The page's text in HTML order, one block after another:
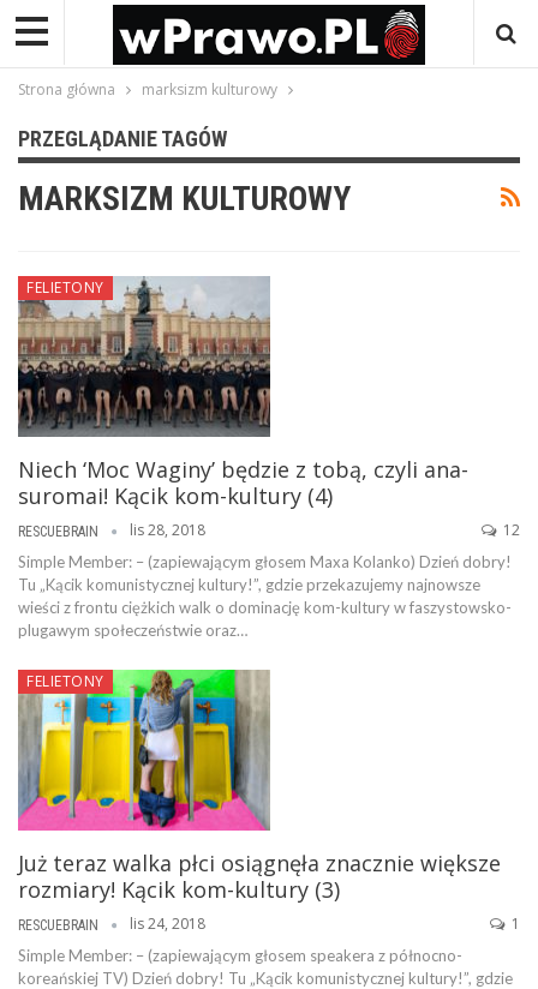
Strona główna marksizm kulturowy
PRZEGLĄDANIE TAGÓW
MARKSIZM KULTUROWY
FELIETONY
Niech ‘Moc Waginy’ będzie z tobą, czyli ana-
suromai! Kącik kom-kultury (4)
RESCUEBRAIN lis 28, 2018 12
Simple Member: – (zapiewającym głosem Maxa Kolanko) Dzień dobry!
Tu „Kącik komunistycznej kultury!”, gdzie przekazujemy najnowsze
wieści z frontu ciężkich walk o dominację kom-kultury w faszystowsko-
plugawym społeczeństwie oraz…
FELIETONY
Już teraz walka płci osiągnęła znacznie większe
rozmiary! Kącik kom-kultury (3)
RESCUEBRAIN lis 24, 2018 1
Simple Member: – (zapiewającym głosem speakera z północno-
koreańskiej TV) Dzień dobry! Tu „Kącik komunistycznej kultury!”, gdzie